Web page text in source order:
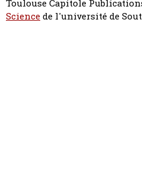
Toulouse Capitole
Sciencede l'université de